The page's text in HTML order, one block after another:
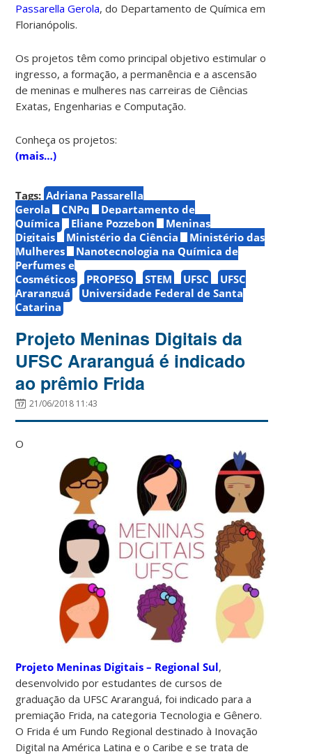
Passarella Gerola, do Departamento de Química em
Florianópolis.
Os projetos têm como principal objetivo estimular o
ingresso, a formação, a permanência e a ascensão
de meninas e mulheres nas carreiras de Ciências
Exatas, Engenharias e Computação.
Conheça os projetos:
(mais…)
Tags: Adriana Passarella
Gerola
CNPq
Departamento de
Química
Eliane Pozzebon
Meninas
Digitais
Ministério da Ciência
Ministério das
Mulheres
Nanotecnologia na Química de
Perfumes e
Cosméticos
PROPESQ STEM UFSC
UFSC
Araranguá
Universidade Federal de Santa
Catarina
Projeto Meninas Digitais da
UFSC Araranguá é indicado
ao prêmio Frida
21/06/2018 11:43
O
Projeto Meninas Digitais – Regional Sul,
desenvolvido por estudantes de cursos de
graduação da UFSC Araranguá, foi indicado para a
premiação Frida, na categoria Tecnologia e Gênero.
O Frida é um Fundo Regional destinado à Inovação
Digital na América Latina e o Caribe e se trata de